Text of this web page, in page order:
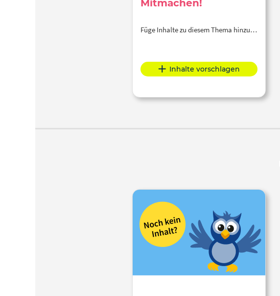
Mitmachen!
Füge Inhalte zu diesem Thema hinzu…
Inhalte vorschlagen